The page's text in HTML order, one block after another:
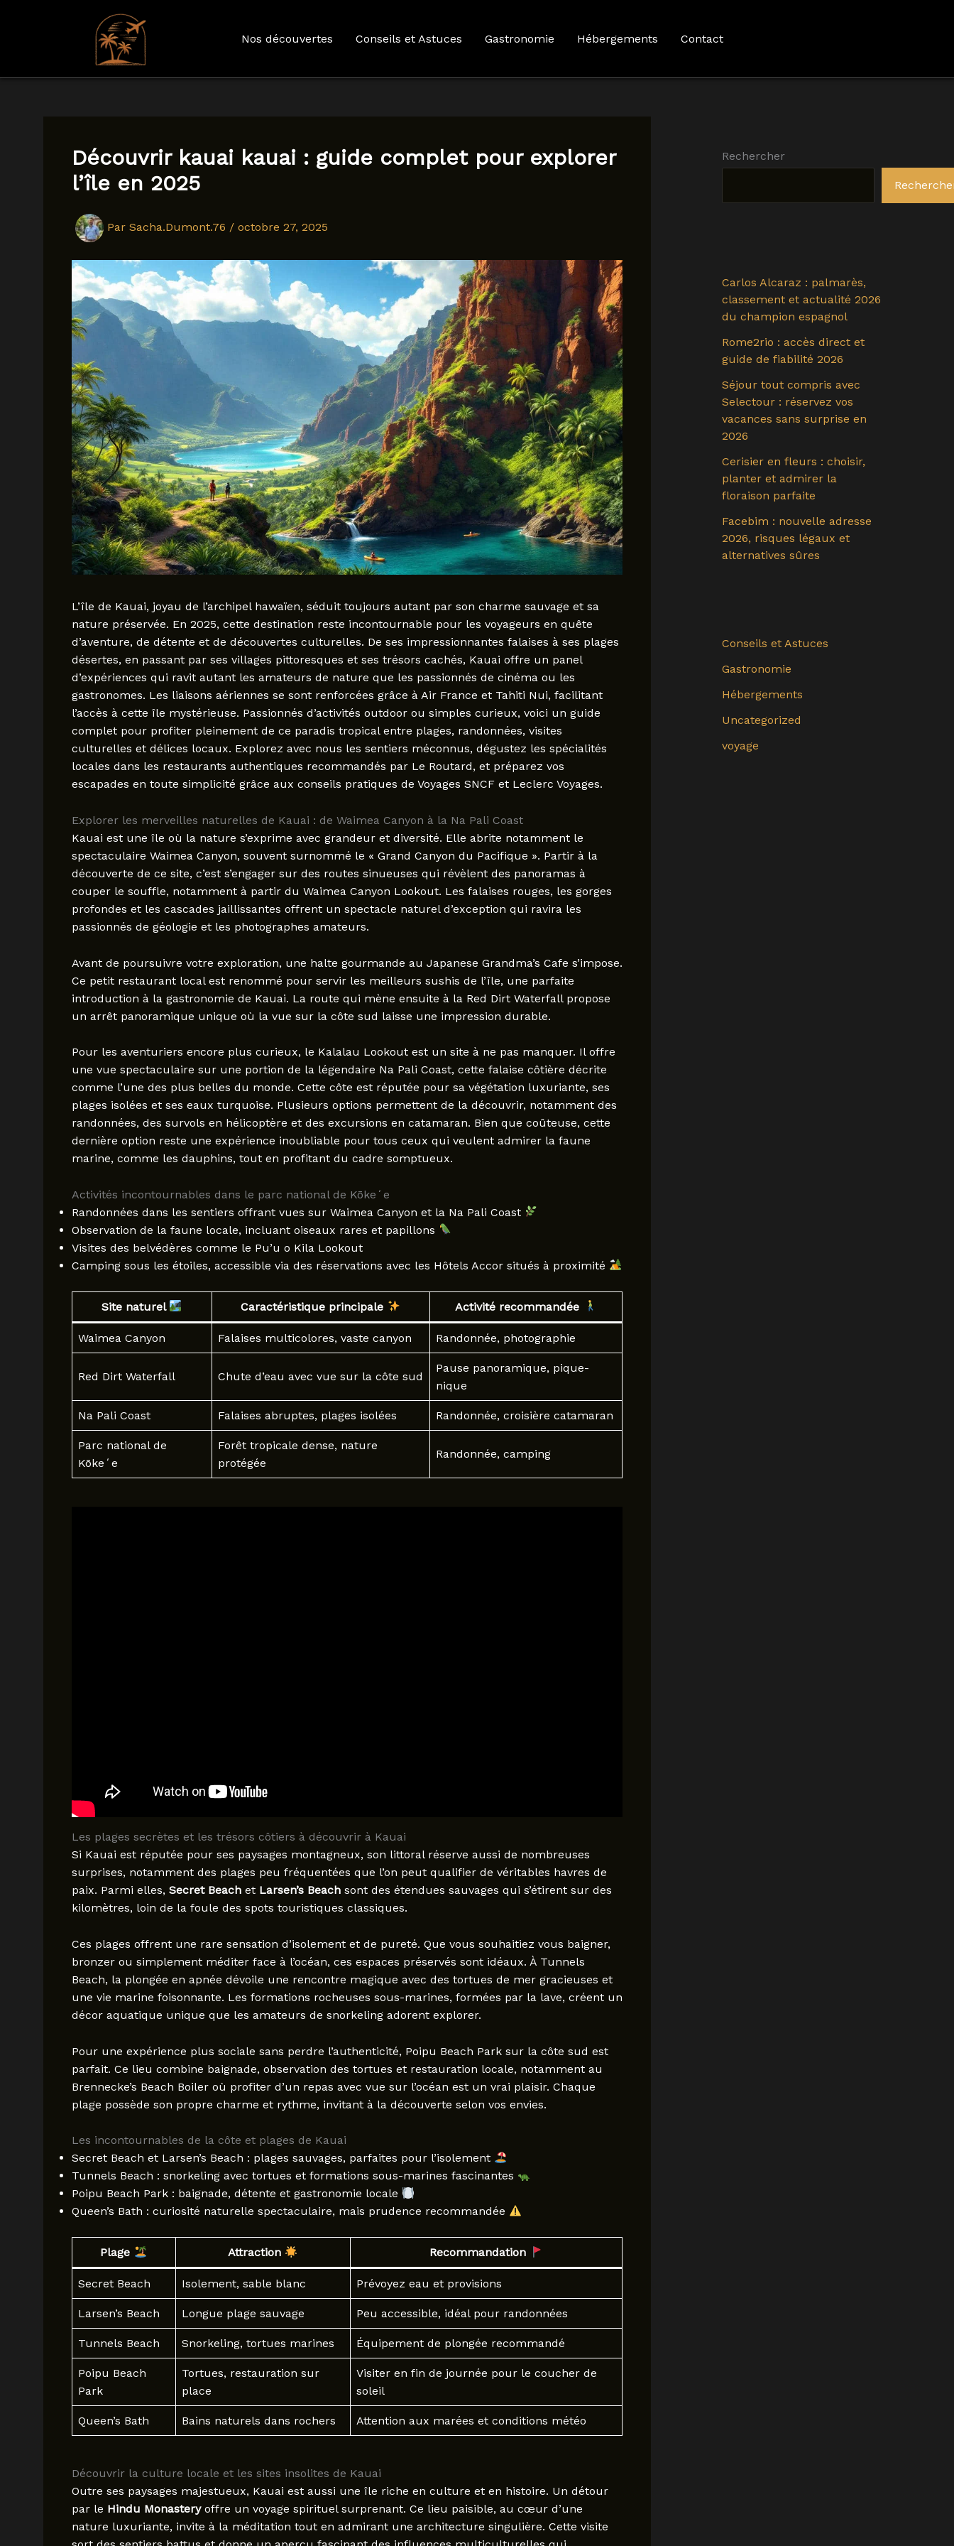
Aller
Nos découvertes Conseils et Astuces Gastronomie Hébergements Contact
Découvrir kauai kauai : guide complet pour explorer
l’île en 2025
Par Sacha.Dumont.76 / octobre 27, 2025
L’île de Kauai, joyau de l’archipel hawaïen, séduit toujours autant par son charme sauvage et sa
nature préservée. En 2025, cette destination reste incontournable pour les voyageurs en quête
d’aventure, de détente et de découvertes culturelles. De ses impressionnantes falaises à ses plages
désertes, en passant par ses villages pittoresques et ses trésors cachés, Kauai offre un panel
d’expériences qui ravit autant les amateurs de nature que les passionnés de cinéma ou les
gastronomes. Les liaisons aériennes se sont renforcées grâce à Air France et Tahiti Nui, facilitant
l’accès à cette île mystérieuse. Passionnés d’activités outdoor ou simples curieux, voici un guide
complet pour profiter pleinement de ce paradis tropical entre plages, randonnées, visites
culturelles et délices locaux. Explorez avec nous les sentiers méconnus, dégustez les spécialités
locales dans les restaurants authentiques recommandés par Le Routard, et préparez vos
escapades en toute simplicité grâce aux conseils pratiques de Voyages SNCF et Leclerc Voyages.
Explorer les merveilles naturelles de Kauai : de Waimea Canyon à la Na Pali Coast
Kauai est une île où la nature s’exprime avec grandeur et diversité. Elle abrite notamment le
spectaculaire Waimea Canyon, souvent surnommé le « Grand Canyon du Pacifique ». Partir à la
découverte de ce site, c’est s’engager sur des routes sinueuses qui révèlent des panoramas à
couper le souffle, notamment à partir du Waimea Canyon Lookout. Les falaises rouges, les gorges
profondes et les cascades jaillissantes offrent un spectacle naturel d’exception qui ravira les
passionnés de géologie et les photographes amateurs.
Avant de poursuivre votre exploration, une halte gourmande au Japanese Grandma’s Cafe s’impose.
Ce petit restaurant local est renommé pour servir les meilleurs sushis de l’île, une parfaite
introduction à la gastronomie de Kauai. La route qui mène ensuite à la Red Dirt Waterfall propose
un arrêt panoramique unique où la vue sur la côte sud laisse une impression durable.
Pour les aventuriers encore plus curieux, le Kalalau Lookout est un site à ne pas manquer. Il offre
une vue spectaculaire sur une portion de la légendaire Na Pali Coast, cette falaise côtière décrite
comme l’une des plus belles du monde. Cette côte est réputée pour sa végétation luxuriante, ses
plages isolées et ses eaux turquoise. Plusieurs options permettent de la découvrir, notamment des
randonnées, des survols en hélicoptère et des excursions en catamaran. Bien que coûteuse, cette
dernière option reste une expérience inoubliable pour tous ceux qui veulent admirer la faune
marine, comme les dauphins, tout en profitant du cadre somptueux.
Activités incontournables dans le parc national de Kōkeʻe
Randonnées dans les sentiers offrant vues sur Waimea Canyon et la Na Pali Coast
Observation de la faune locale, incluant oiseaux rares et papillons
Visites des belvédères comme le Pu’u o Kila Lookout
Camping sous les étoiles, accessible via des réservations avec les Hôtels Accor situés à proximité
Site naturel Caractéristique principale Activité recommandée
Waimea Canyon Falaises multicolores, vaste canyon Randonnée, photographie
Red Dirt Waterfall Chute d’eau avec vue sur la côte sud
Pause panoramique, pique-
nique
Na Pali Coast Falaises abruptes, plages isolées Randonnée, croisière catamaran
Parc national de
Kōkeʻe
Forêt tropicale dense, nature
protégée
Randonnée, camping
Les plages secrètes et les trésors côtiers à découvrir à Kauai
Si Kauai est réputée pour ses paysages montagneux, son littoral réserve aussi de nombreuses
surprises, notamment des plages peu fréquentées que l’on peut qualifier de véritables havres de
paix. Parmi elles, Secret Beachet Larsen’s Beachsont des étendues sauvages qui s’étirent sur des
kilomètres, loin de la foule des spots touristiques classiques.
Ces plages offrent une rare sensation d’isolement et de pureté. Que vous souhaitiez vous baigner,
bronzer ou simplement méditer face à l’océan, ces espaces préservés sont idéaux. À Tunnels
Beach, la plongée en apnée dévoile une rencontre magique avec des tortues de mer gracieuses et
une vie marine foisonnante. Les formations rocheuses sous-marines, formées par la lave, créent un
décor aquatique unique que les amateurs de snorkeling adorent explorer.
Pour une expérience plus sociale sans perdre l’authenticité, Poipu Beach Park sur la côte sud est
parfait. Ce lieu combine baignade, observation des tortues et restauration locale, notamment au
Brennecke’s Beach Boiler où profiter d’un repas avec vue sur l’océan est un vrai plaisir. Chaque
plage possède son propre charme et rythme, invitant à la découverte selon vos envies.
Les incontournables de la côte et plages de Kauai
Secret Beach et Larsen’s Beach : plages sauvages, parfaites pour l’isolement
Tunnels Beach : snorkeling avec tortues et formations sous-marines fascinantes
Poipu Beach Park : baignade, détente et gastronomie locale
Queen’s Bath : curiosité naturelle spectaculaire, mais prudence recommandée
Plage Attraction Recommandation
Secret Beach Isolement, sable blanc Prévoyez eau et provisions
Larsen’s Beach Longue plage sauvage Peu accessible, idéal pour randonnées
Tunnels Beach Snorkeling, tortues marines Équipement de plongée recommandé
Poipu Beach
Park
Tortues, restauration sur
place
Visiter en fin de journée pour le coucher de
soleil
Queen’s Bath Bains naturels dans rochers Attention aux marées et conditions météo
Découvrir la culture locale et les sites insolites de Kauai
Outre ses paysages majestueux, Kauai est aussi une île riche en culture et en histoire. Un détour
par le Hindu Monasteryoffre un voyage spirituel surprenant. Ce lieu paisible, au cœur d’une
nature luxuriante, invite à la méditation tout en admirant une architecture singulière. Cette visite
Rechercher
Carlos Alcaraz : palmarès,
classement et actualité 2026
du champion espagnol
Rome2rio : accès direct et
guide de fiabilité 2026
Séjour tout compris avec
Selectour : réservez vos
vacances sans surprise en
2026
Cerisier en fleurs : choisir,
planter et admirer la
floraison parfaite
Facebim : nouvelle adresse
2026, risques légaux et
alternatives sûres
Conseils et Astuces
Gastronomie
Hébergements
Uncategorized
voyage